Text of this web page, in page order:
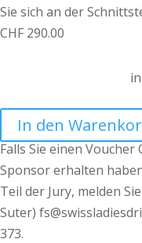
Sie sich an der
CHF 290.00
In den
Falls Sie einen
Sponsor erhalten
Teil der Jury, melden
Suter)
373.